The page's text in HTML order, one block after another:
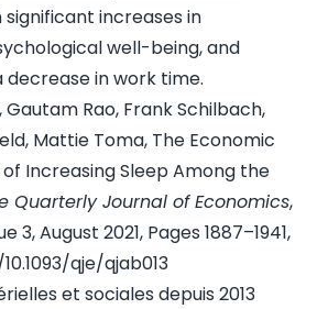
increases in
well-being, and
decrease in work time.
Gautam Rao, Frank Schilbach,
Mattie Toma, The Economic
Increasing Sleep Among the
Quarterly Journal of Economics,
3, August 2021, Pages 1887–1941,
qje/qjab013
et sociales depuis 2013